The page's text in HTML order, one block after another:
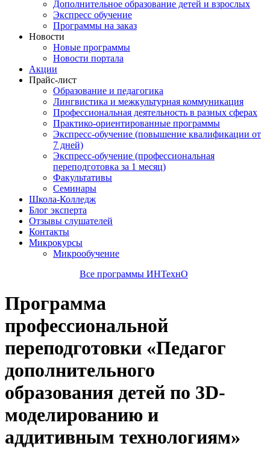
Дополнительное образование детей и взрослых
Экспресс обучение
Программы на заказ
Новости
Новые программы
Новости портала
Акции
Прайс-лист
Образование и педагогика
Лингвистика и межкультурная коммуникация
Профессиональная деятельность в разных сферах
Практико-ориентированные программы
Экспресс-обучение (повышение квалификации от
7 дней)
Экспресс-обучение (профессиональная
переподготовка за 1 месяц)
Факультативы
Семинары
Школа-Колледж
Блог эксперта
Отзывы слушателей
Контакты
Микрокурсы
Микрообучение
Все программы ИНТехнО
Программа
профессиональной
переподготовки «Педагог
дополнительного
образования детей по 3D-
моделированию и
аддитивным технологиям»